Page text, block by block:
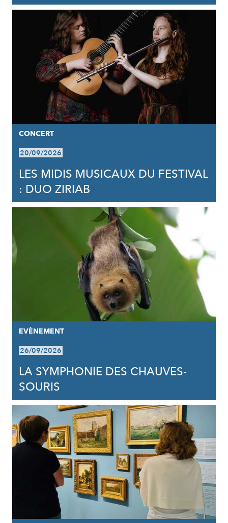
CONCERT
20/09/2026
LES MIDIS MUSICAUX DU FESTIVAL
: DUO ZIRIAB
EVÈNEMENT
26/09/2026
LA SYMPHONIE DES CHAUVES-
SOURIS